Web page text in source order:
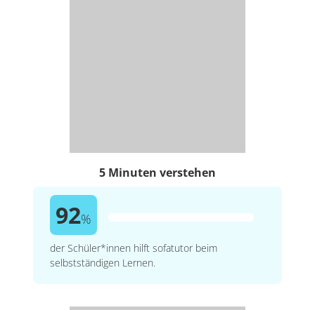
5 Minuten verstehen
92%
der Schüler*innen hilft sofatutor beim
selbstständigen Lernen.